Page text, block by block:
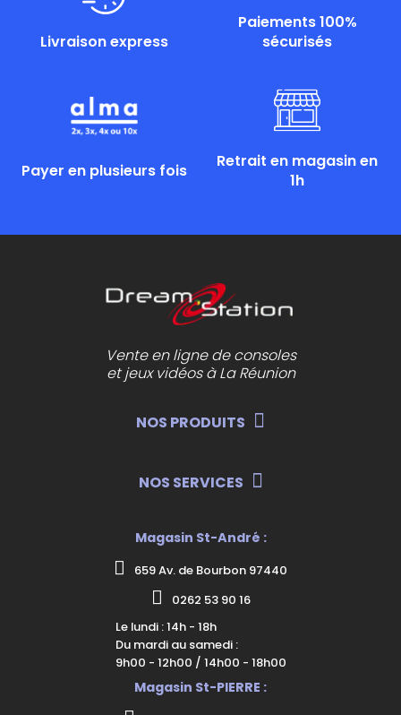
Livraison express
Paiements 100%
sécurisés
Payer en plusieurs fois
Retrait en magasin en
1h
Vente en ligne de consoles
et jeux vidéos à La Réunion
NOS PRODUITS
NOS SERVICES
Magasin St-André :
659 Av. de Bourbon 97440
0262 53 90 16
Le lundi : 14h - 18h
Du mardi au samedi :
9h00 - 12h00 / 14h00 - 18h00
Magasin St-PIERRE :